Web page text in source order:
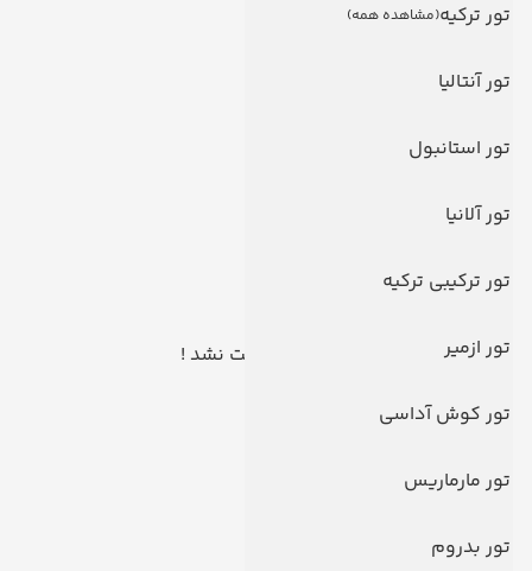
تور ترکیه(مشاهده همه)
تور آنتالیا
تور استانبول
تور آلانیا
تور ترکیبی ترکیه
تور ازمیر
تور کوش آداسی
تور مارماریس
تور بدروم
هیچ توری یافت نشد !